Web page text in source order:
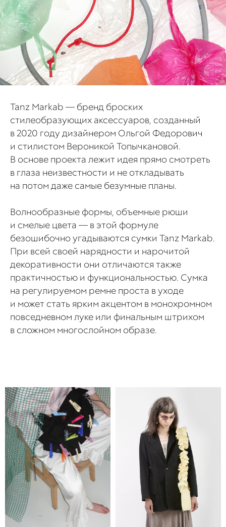
Tanz Markab — бренд броских
стилеобразующих аксессуаров, созданный
в 2020 году дизайнером Ольгой Федорович
и стилистом Вероникой Топычкановой.
В основе проекта лежит идея прямо смотреть
в глаза неизвестности и не откладывать
на потом даже самые безумные планы.
Волнообразные формы, объемные рюши
и смелые цвета — в этой формуле
безошибочно угадываются сумки Tanz Markab.
При всей своей нарядности и нарочитой
декоративности они отличаются также
практичностью и функциональностью. Сумка
на регулируемом ремне проста в уходе
и может стать ярким акцентом в монохромном
повседневном луке или финальным штрихом
в сложном многослойном образе.